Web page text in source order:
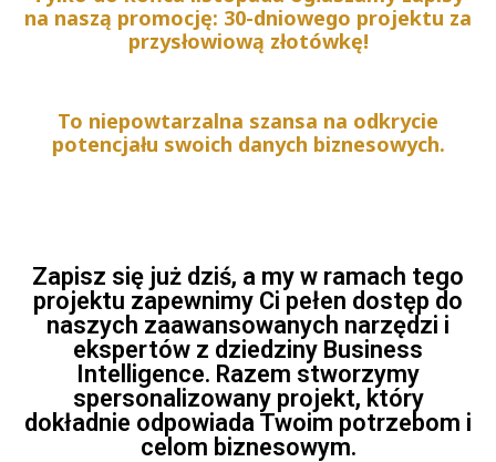
na naszą promocję: 30-dniowego projektu za
przysłowiową złotówkę!
To niepowtarzalna szansa na odkrycie
potencjału swoich danych biznesowych.
Zapisz się już dziś, a my w ramach tego
projektu zapewnimy Ci pełen dostęp do
naszych zaawansowanych narzędzi i
ekspertów z dziedziny Business
Intelligence. Razem stworzymy
spersonalizowany projekt, który
dokładnie odpowiada Twoim potrzebom i
celom biznesowym.